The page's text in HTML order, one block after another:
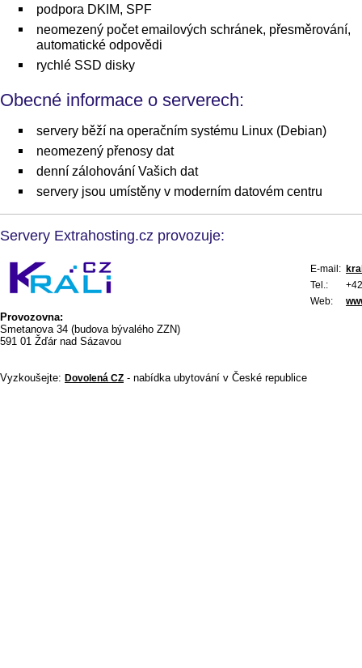
podpora DKIM, SPF
neomezený počet emailových schránek, přesměrování,
automatické odpovědi
rychlé SSD disky
Obecné informace o serverech:
servery běží na operačním systému Linux (Debian)
neomezený přenosy dat
denní zálohování Vašich dat
servery jsou umístěny v moderním datovém centru
Servery Extrahosting.cz provozuje:
Provozovna:
Smetanova 34 (budova bývalého ZZN)
591 01 Žďár nad Sázavou
E-mail:
Tel.:
Web:
Vyzkoušejte: Dovolená CZ - nabídka ubytování v České republice